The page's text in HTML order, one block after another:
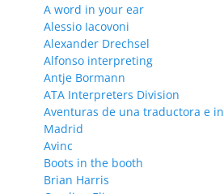
A word in your ear
Alessio Iacovoni
Alexander Drechsel
Alfonso interpreting
Antje Bormann
ATA Interpreters Division
Aventuras de una traductora e
Madrid
Avinc
Boots in the booth
Brian Harris